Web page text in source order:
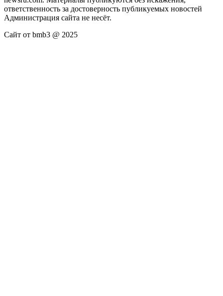
ответственность за достоверность публикуемых новостей
Администрация сайта не несёт.
Сайт от bmb3 @ 2025